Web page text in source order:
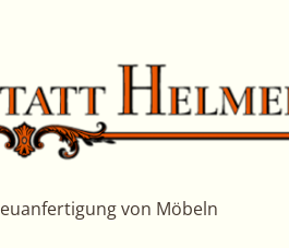
von Möbeln